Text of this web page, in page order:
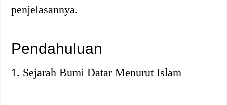
penjelasannya.
Pendahuluan
1. Sejarah Bumi Datar Menurut Islam